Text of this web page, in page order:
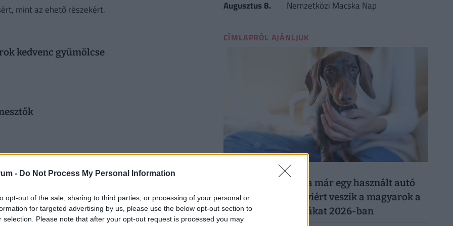
- Do Not Process My Personal Information
opt-out of the sale, sharing to third parties, or processing of your personal or
for targeted advertising by us, please use the below opt-out section to
selection. Please note that after your opt-out request is processed you may
mint az ehető részekért.
kedvenc gyümölcse
árukat szórják ki a boltok
Augusztus 8. Nemzetközi Macska Nap
CÍMLAPRÓL AJÁNLJUK
Ezért a kutyáért ma már egy használt autó
árát is elkérik: ennyiért veszik a magyarok a
legnépszerűbb fajtákat 2026-ban